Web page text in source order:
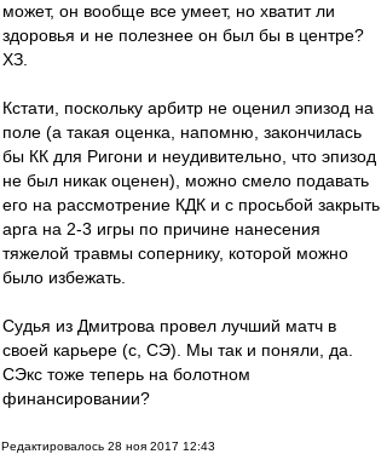
может, он вообще все умеет, но хватит ли
здоровья и не полезнее он был бы в центре?
ХЗ.
Кстати, поскольку арбитр не оценил эпизод на
поле (а такая оценка, напомню, закончилась
бы КК для Ригони и неудивительно, что эпизод
не был никак оценен), можно смело подавать
его на рассмотрение КДК и с просьбой закрыть
арга на 2-3 игры по причине нанесения
тяжелой травмы сопернику, которой можно
было избежать.
Судья из Дмитрова провел лучший матч в
своей карьере (c, СЭ). Мы так и поняли, да.
СЭкс тоже теперь на болотном
финансировании?
Редактировалось 28 ноя 2017 12:43